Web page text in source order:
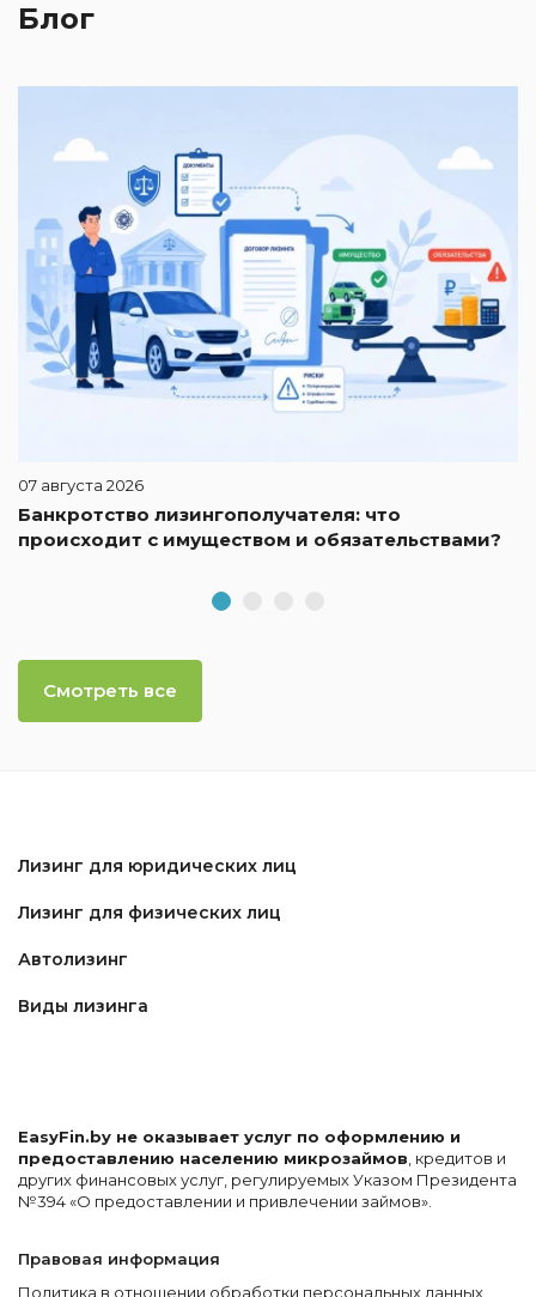
Блог
07 августа 2026
Банкротство лизингополучателя: что
происходит с имуществом и обязательствами?
Смотреть все
Лизинг для юридических лиц
Лизинг для физических лиц
Автолизинг
Виды лизинга
EasyFin.by не оказывает услуг по оформлению и
предоставлению населению микрозаймов , кредитов и
других финансовых услуг, регулируемых Указом Президента
№394 «О предоставлении и привлечении займов».
Правовая информация
Политика в отношении обработки персональных данных